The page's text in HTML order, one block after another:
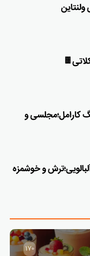
کارامل؛مجلسی و
و خوشمزه
170